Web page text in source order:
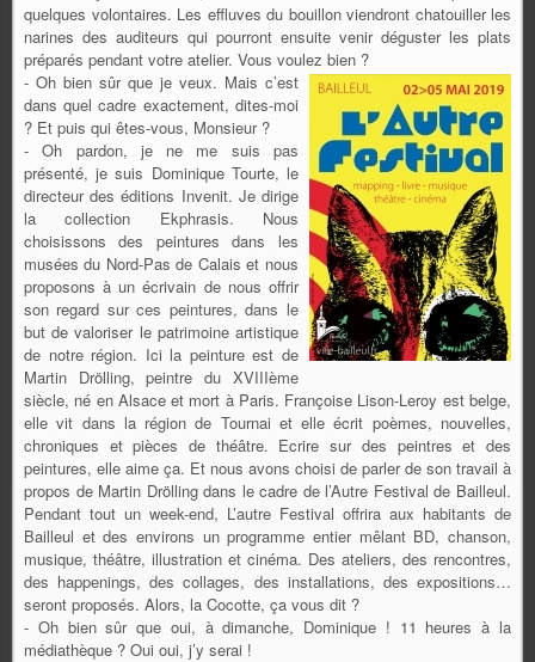
quelques volontaires. Les effluves du bouillon viendront chatouiller les
narines des auditeurs qui pourront ensuite venir déguster les plats
préparés pendant votre atelier. Vous voulez bien ?
- Oh bien sûr que je veux. Mais c’est
dans quel cadre exactement, dites-moi
? Et puis qui êtes-vous, Monsieur ?
- Oh pardon, je ne me suis pas
présenté, je suis Dominique Tourte, le
directeur des éditions Invenit. Je dirige
la collection Ekphrasis. Nous
choisissons des peintures dans les
musées du Nord-Pas de Calais et nous
proposons à un écrivain de nous offrir
son regard sur ces peintures, dans le
but de valoriser le patrimoine artistique
de notre région. Ici la peinture est de
Martin Drölling, peintre du XVIIIème
siècle, né en Alsace et mort à Paris. Françoise Lison-Leroy est belge,
elle vit dans la région de Tournai et elle écrit poèmes, nouvelles,
chroniques et pièces de théâtre. Ecrire sur des peintres et des
peintures, elle aime ça. Et nous avons choisi de parler de son travail à
propos de Martin Drölling dans le cadre de l’Autre Festival de Bailleul.
Pendant tout un week-end, L’autre Festival offrira aux habitants de
Bailleul et des environs un programme entier mêlant BD, chanson,
musique, théâtre, illustration et cinéma. Des ateliers, des rencontres,
des happenings, des collages, des installations, des expositions…
seront proposés. Alors, la Cocotte, ça vous dit ?
- Oh bien sûr que oui, à dimanche, Dominique ! 11 heures à la
médiathèque ? Oui oui, j’y serai !